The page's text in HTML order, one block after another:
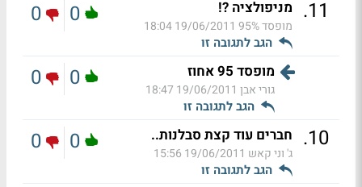
11
. מניפולציה ?!
מופסד 95% 19/06/2011 18:04
הגב לתגובה זו
0
0
מופסד 95 אחוז
גורי אבן 19/06/2011 18:47
הגב לתגובה זו
0
0
10
. חברים עוד קצת סבלנות..
ג' וני קאש 19/06/2011 15:56
הגב לתגובה זו
0
0